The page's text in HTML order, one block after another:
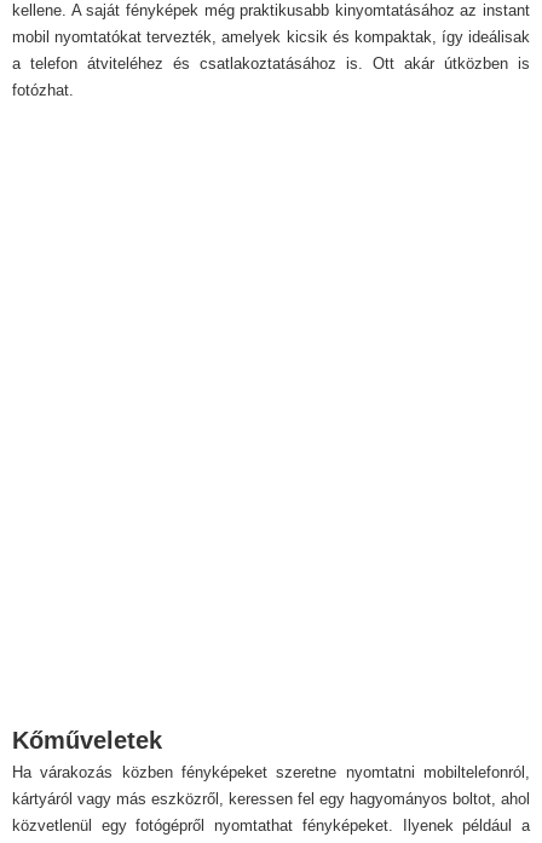
kellene. A saját fényképek még praktikusabb kinyomtatásához az instant
mobil nyomtatókat tervezték, amelyek kicsik és kompaktak, így ideálisak
a telefon átviteléhez és csatlakoztatásához is. Ott akár útközben is
fotózhat.
Kőműveletek
Ha várakozás közben fényképeket szeretne nyomtatni mobiltelefonról,
kártyáról vagy más eszközről, keressen fel egy hagyományos boltot, ahol
közvetlenül egy fotógépről nyomtathat fényképeket. Ilyenek például a